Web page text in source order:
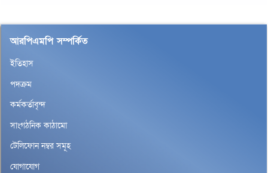
আরপিএমপি সম্পর্কিত
ইতিহাস
পদক্রম
কর্মকর্তাবৃন্দ
সাংগঠনিক কাঠামো
টেলিফোন নম্বর সমূহ
যোগাযোগ